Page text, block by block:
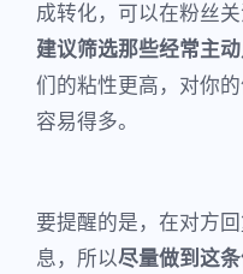
成转化，可以在粉丝
建议筛选那些经常主
们的粘性更高，对你
容易得多。
要提醒的是，在对方
息，所以尽量做到这